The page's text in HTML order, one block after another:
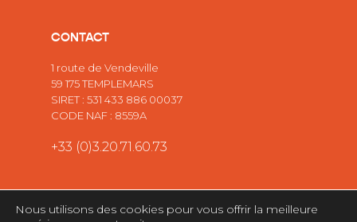
CONTACT
1 route de Vendeville
59 175 TEMPLEMARS
SIRET : 531 433 886 00037
CODE NAF : 8559A
+33 (0)3.20.71.60.73
Nous utilisons des cookies pour vous offrir la meilleure